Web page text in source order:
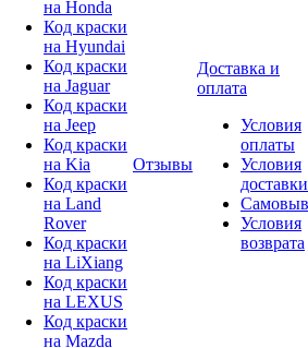
на Honda
Код краски
на Hyundai
Код краски
на Jaguar
Код краски
на Jeep
Код краски
на Kia
Код краски
на Land
Rover
Код краски
на LiXiang
Код краски
на LEXUS
Код краски
на Mazda
Отзывы
Доставка и
оплата
Условия
оплаты
Условия
доставки
Условия
возврата